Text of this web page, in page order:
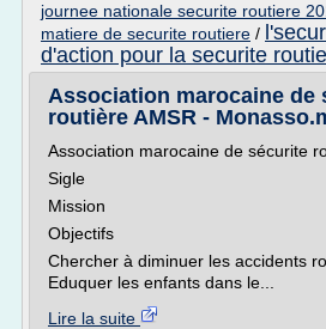
journee nationale securite routiere
matiere de securite routiere /
d'action pour la securite
Association marocaine de
routière AMSR -
Association marocaine de sécurite
Sigle
Mission
Objectifs
Chercher à diminuer les accidents
Eduquer les enfants dans le...
Lire la suite